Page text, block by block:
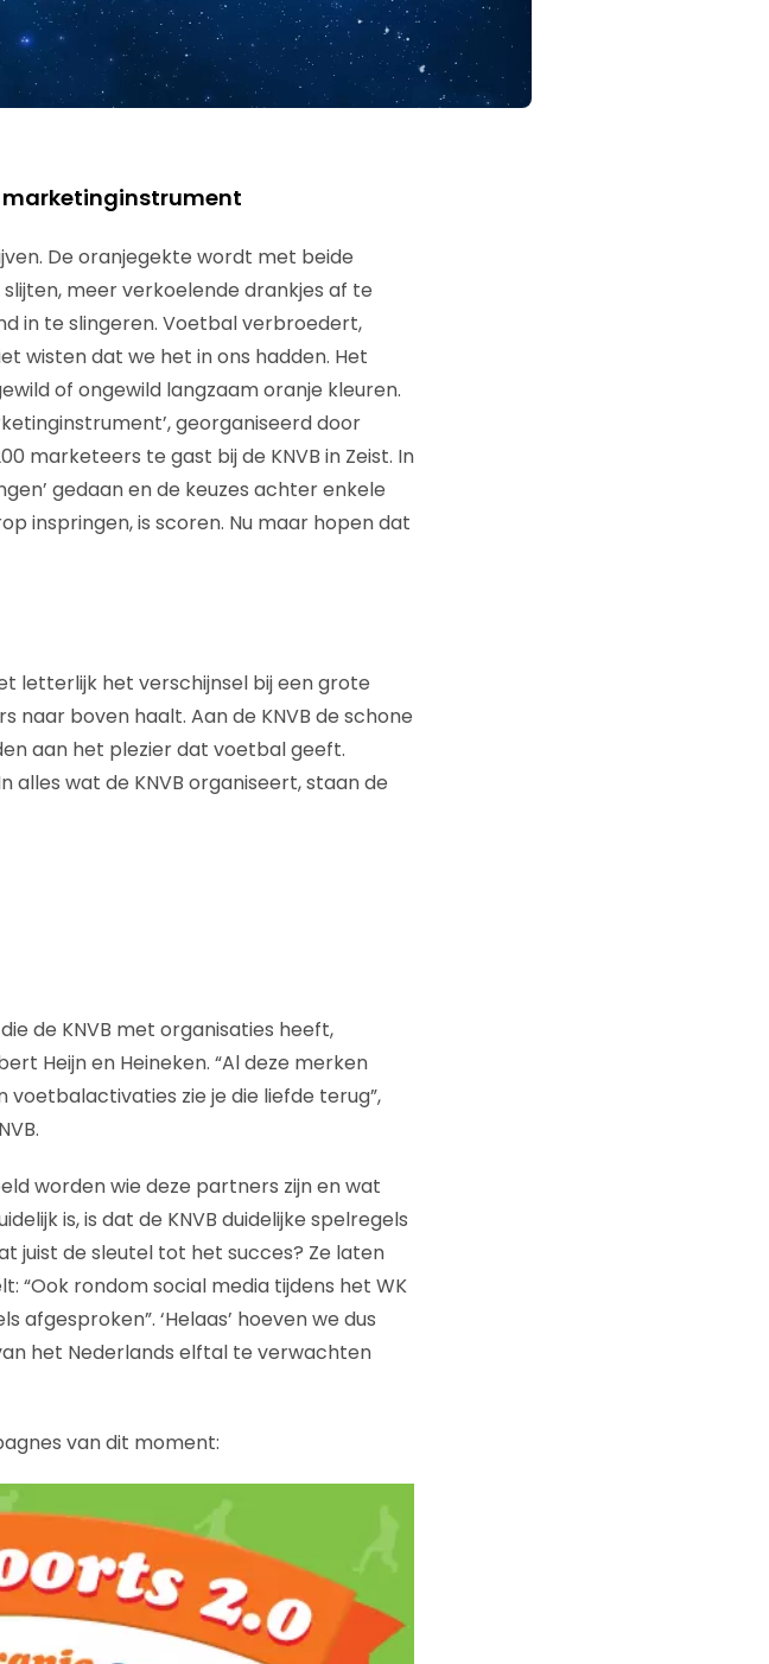
marketinginstrument
De oranjegekte wordt met beide
meer verkoelende drankjes af te
in te slingeren. Voetbal verbroedert,
wisten dat we het in ons hadden. Het
of ongewild langzaam oranje kleuren.
georganiseerd door
marketeers te gast bij de KNVB in Zeist. In
gedaan en de keuzes achter enkele
inspringen, is scoren. Nu maar hopen dat
letterlijk het verschijnsel bij een grote
naar boven haalt. Aan de KNVB de schone
aan het plezier dat voetbal geeft.
alles wat de KNVB organiseert, staan de
de KNVB met organisaties heeft,
Heijn en Heineken. “Al deze merken
zie je die liefde terug”,
worden wie deze partners zijn en wat
is, is dat de KNVB duidelijke spelregels
juist de sleutel tot het succes? Ze laten
“Ook rondom social media tijdens het WK
‘Helaas’ hoeven we dus
het Nederlands elftal te verwachten
van dit moment: